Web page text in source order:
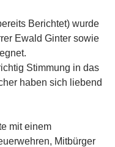
Berichtet) wurde
Ewald Ginter sowie
Stimmung in das
haben sich liebend
mit einem
Mitbürger